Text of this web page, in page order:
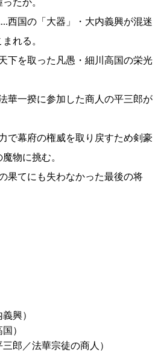
たか。
西国の「大器」・大内義興が混迷
れる。
下を取った凡愚・細川高国の栄光
華一揆に参加した商人の平三郎が
で幕府の権威を取り戻すため剣豪
物に挑む。
果てにも失わなかった最後の将
興）
）
郎／法華宗徒の商人）